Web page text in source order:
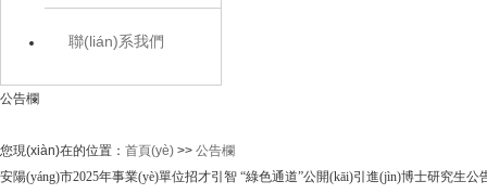
聯(lián)系我們
公告欄
您現(xiàn)在的位置： 首頁(yè) >> 公告欄
安陽(yáng)市2025年事業(yè)單位招才引智 “綠色通道”公開(kāi)引進(jìn)博士研究生公